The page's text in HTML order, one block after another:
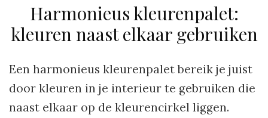
Harmonieus kleurenpalet:
kleuren naast elkaar gebruiken
Een harmonieus kleurenpalet bereik je juist
door kleuren in je interieur te gebruiken die
naast elkaar op de kleurencirkel liggen.